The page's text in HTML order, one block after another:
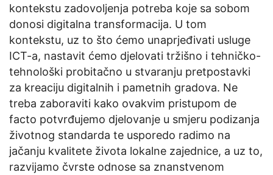
kontekstu zadovoljenja potreba koje sa sobom
donosi digitalna transformacija. U tom
kontekstu, uz to što ćemo unaprjeđivati usluge
ICT-a, nastavit ćemo djelovati tržišno i tehničko-
tehnološki probitačno u stvaranju pretpostavki
za kreaciju digitalnih i pametnih gradova. Ne
treba zaboraviti kako ovakvim pristupom de
facto potvrđujemo djelovanje u smjeru podizanja
životnog standarda te usporedo radimo na
jačanju kvalitete života lokalne zajednice, a uz to,
razvijamo čvrste odnose sa znanstvenom